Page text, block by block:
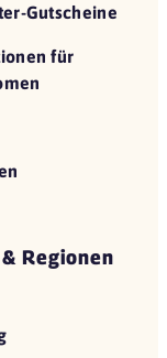
Gutscheine
für
Regionen